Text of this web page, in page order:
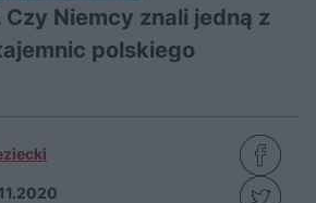
Czy Niemcy znali jedną z
polskiego